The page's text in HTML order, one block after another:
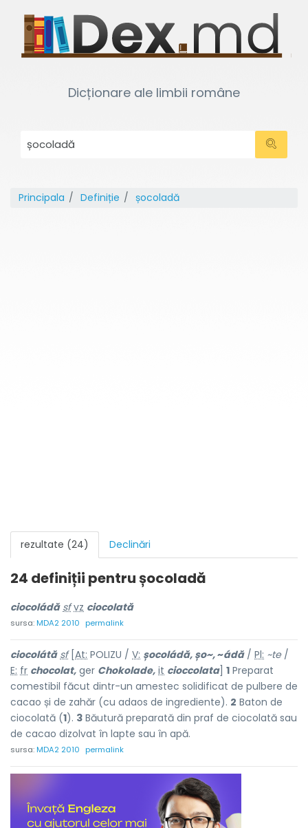
Dicționare ale limbii române
Principala Definiție șocoladă
rezultate (24) Declinări
24 definiții pentrușocoladă
ciocoládă sf vz ciocolată
sursa:MDA2 2010 permalink
ciocolátă sf[ At: POLIZU / V: șocoládă, șo~,~ádă/ Pl: ~te/
E: fr chocolat, ger Chokolade, it cioccolata] 1 Preparat
comestibil făcut dintr-un amestec solidificat de pulbere de
cacao și de zahăr (cu adaos de ingrediente). 2 Baton de
ciocolată (1). 3 Băutură preparată din praf de ciocolată sau
de cacao dizolvat în lapte sau în apă.
sursa:MDA2 2010 permalink